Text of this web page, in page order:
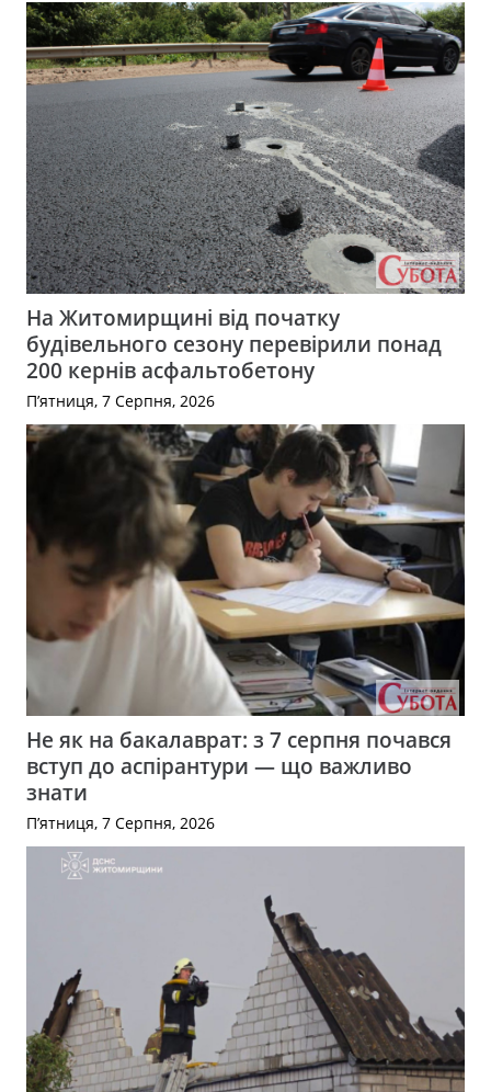
На Житомирщині від початку
будівельного сезону перевірили понад
200 кернів асфальтобетону
П’ятниця, 7 Серпня, 2026
Не як на бакалаврат: з 7 серпня почався
вступ до аспірантури — що важливо
знати
П’ятниця, 7 Серпня, 2026